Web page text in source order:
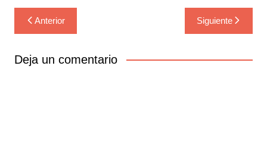
Navegación
de
entradas
Anterior Siguiente
Deja un comentario